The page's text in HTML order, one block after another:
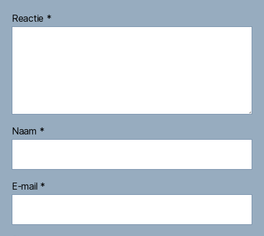
Reactie *
Naam *
E-mail *